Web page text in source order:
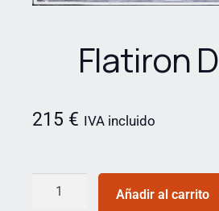
Flatiron
215 € IVA incluido
Añadir al carrito